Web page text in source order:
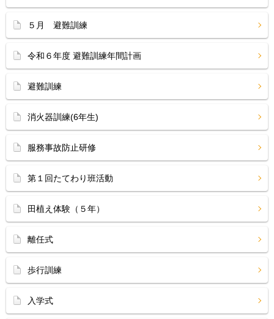
５月 避難訓練
令和６年度 避難訓練年間計画
避難訓練
消火器訓練(6年生)
服務事故防止研修
第１回たてわり班活動
田植え体験（５年）
離任式
歩行訓練
入学式